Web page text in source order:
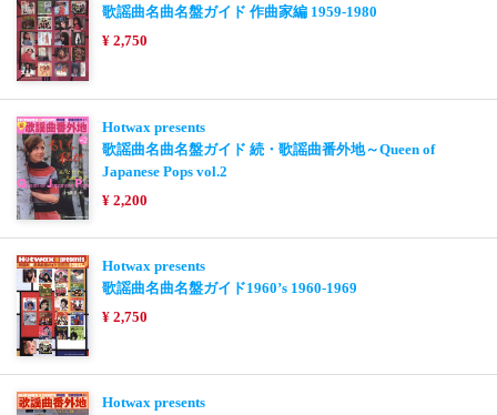
歌謡曲名曲名盤ガイド 作曲家編 1959-1980
¥ 2,750
Hotwax presents
歌謡曲名曲名盤ガイド 続・歌謡曲番外地～Queen of
Japanese Pops vol.2
¥ 2,200
Hotwax presents
歌謡曲名曲名盤ガイド1960’s 1960-1969
¥ 2,750
Hotwax presents